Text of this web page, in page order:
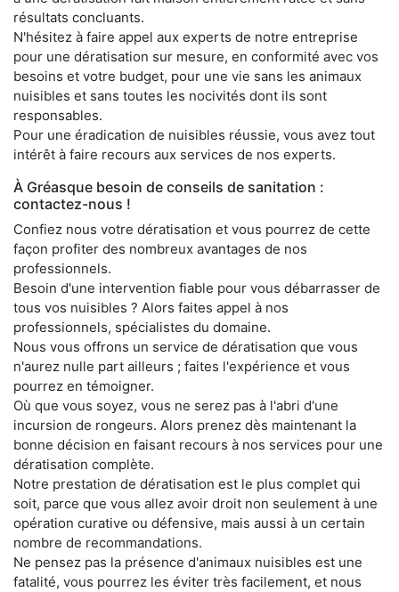
résultats concluants.
N'hésitez à faire appel aux experts de notre entreprise
pour une dératisation sur mesure, en conformité avec vos
besoins et votre budget, pour une vie sans les animaux
nuisibles et sans toutes les nocivités dont ils sont
responsables.
Pour une éradication de nuisibles réussie, vous avez tout
intérêt à faire recours aux services de nos experts.
À Gréasque besoin de conseils de sanitation :
contactez-nous !
Confiez nous votre dératisation et vous pourrez de cette
façon profiter des nombreux avantages de nos
professionnels.
Besoin d'une intervention fiable pour vous débarrasser de
tous vos nuisibles ? Alors faites appel à nos
professionnels, spécialistes du domaine.
Nous vous offrons un service de dératisation que vous
n'aurez nulle part ailleurs ; faites l'expérience et vous
pourrez en témoigner.
Où que vous soyez, vous ne serez pas à l'abri d'une
incursion de rongeurs. Alors prenez dès maintenant la
bonne décision en faisant recours à nos services pour une
dératisation complète.
Notre prestation de dératisation est le plus complet qui
soit, parce que vous allez avoir droit non seulement à une
opération curative ou défensive, mais aussi à un certain
nombre de recommandations.
Ne pensez pas la présence d'animaux nuisibles est une
fatalité, vous pourrez les éviter très facilement, et nous